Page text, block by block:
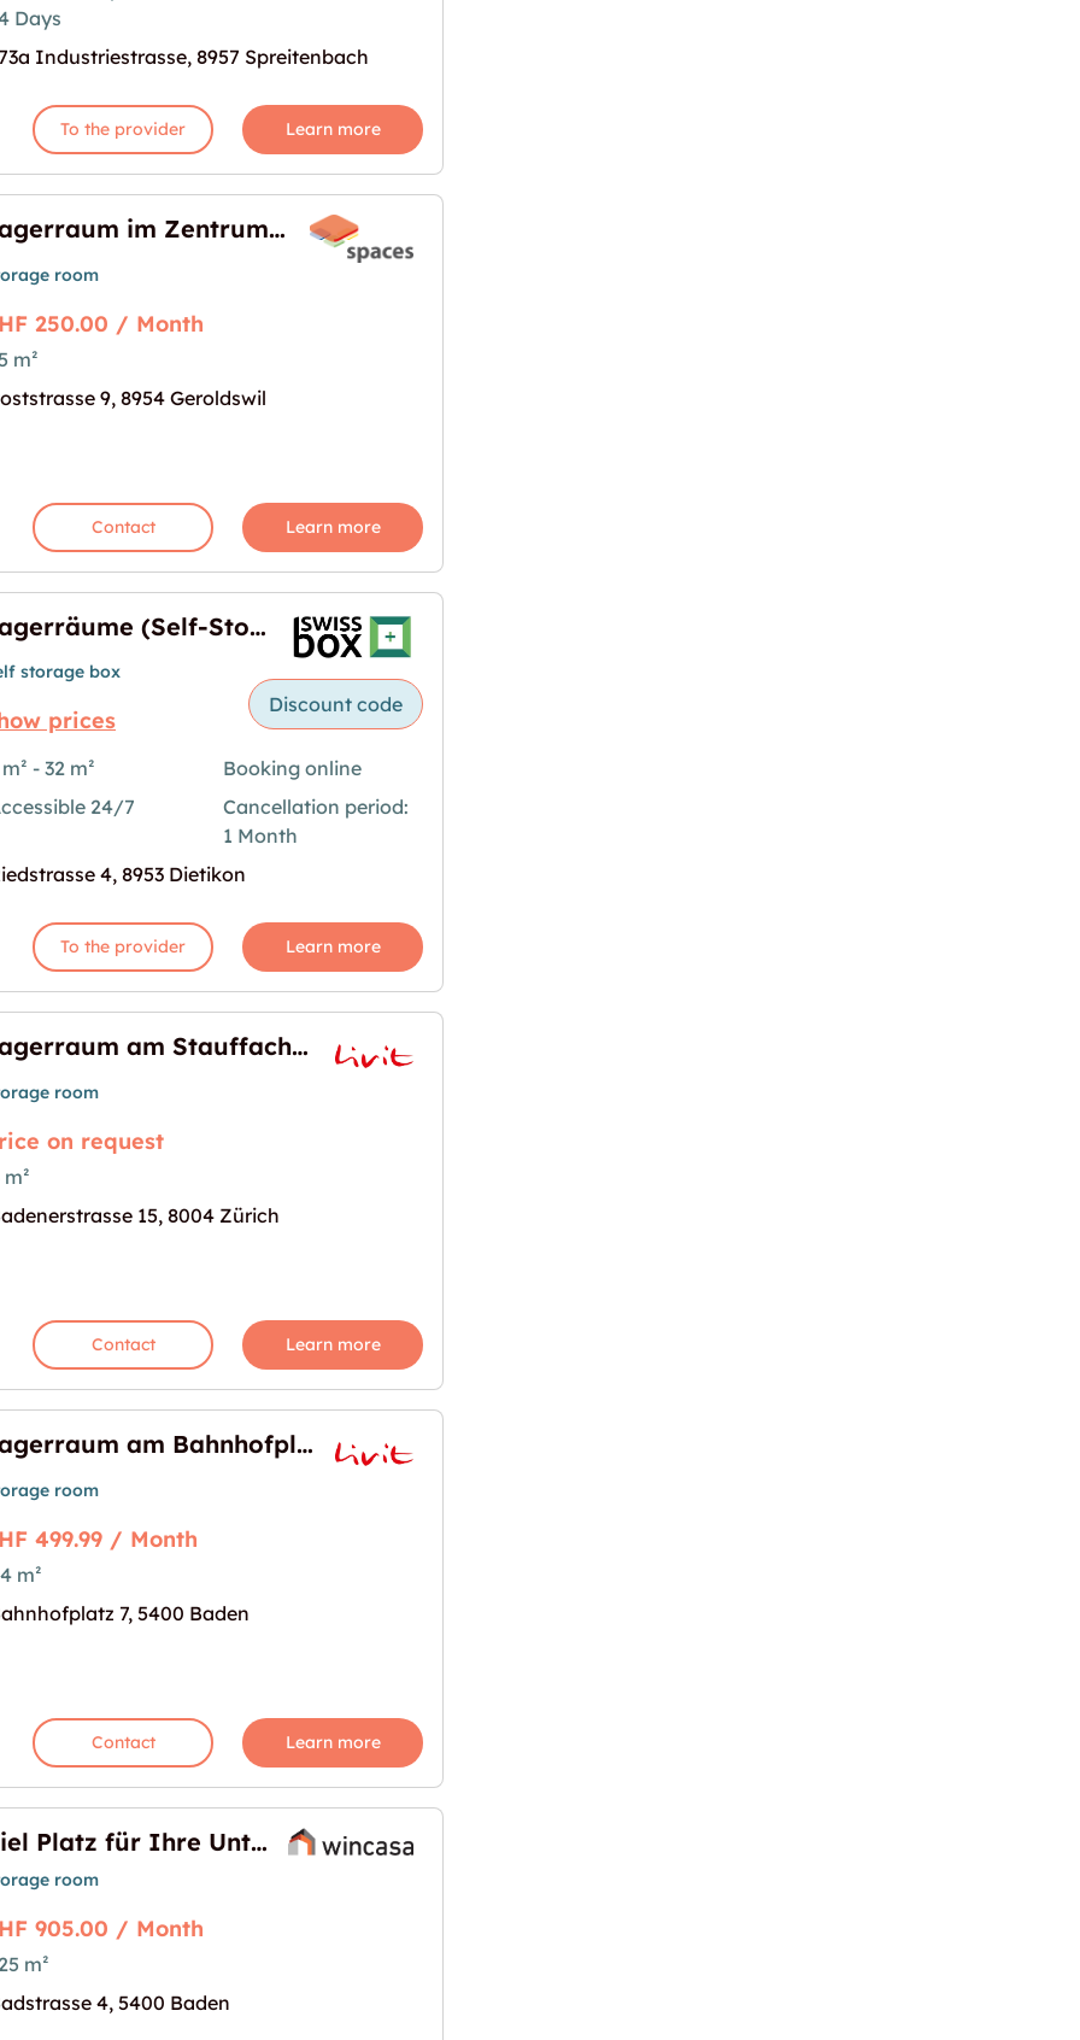
Days
Industriestrasse, 8957 Spreitenbach
To the provider Learn more
von Geroldswil"
for "Lagerraum im Zentrum von Geroldswil"
Lagerraum im Zentrum von Geroldswil
room
250.00 / Month
m²
9, 8954 Geroldswil
Contact Learn more
in Dietikon"
for "Lagerräume (Self-Storage) in Dietikon"
Lagerräume (Self-Storage) in Dietikon
storage box
prices
Discount code
m² - 32 m²
Booking online
24/7
Cancellation period:
1 Month
4, 8953 Dietikon
To the provider Learn more
60m2"
for "Lagerraum am Stauffachertor 60m2"
Lagerraum am Stauffachertor 60m2
room
on request
15, 8004 Zürich
Contact Learn more
7 in Baden"
for "Lagerraum am Bahnhofplatz 7 in Baden"
Lagerraum am Bahnhofplatz 7 in Baden
room
499.99 / Month
m²
7, 5400 Baden
Contact Learn more
for "Viel Platz für Ihre Unterlagen"
Viel Platz für Ihre Unterlagen
room
905.00 / Month
m²
4, 5400 Baden